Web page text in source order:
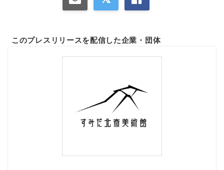
このプレスリリースを配信した企業・団体